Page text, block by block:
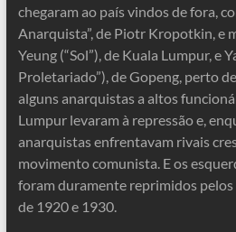
chegaram ao país vindos de fora,
Anarquista”, de Piotr Kropotkin, e
Yeung (“Sol”), de Kuala Lumpur, e
Proletariado”), de Gopeng, perto
alguns anarquistas a altos
Lumpur levaram à repressão e,
anarquistas enfrentavam rivais
movimento comunista. E os
foram duramente reprimidos
de 1920 e 1930.